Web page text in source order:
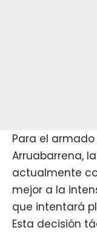
Para el
Arruabarrena,
actualmente
mejor a la
que intentará
Esta decisión